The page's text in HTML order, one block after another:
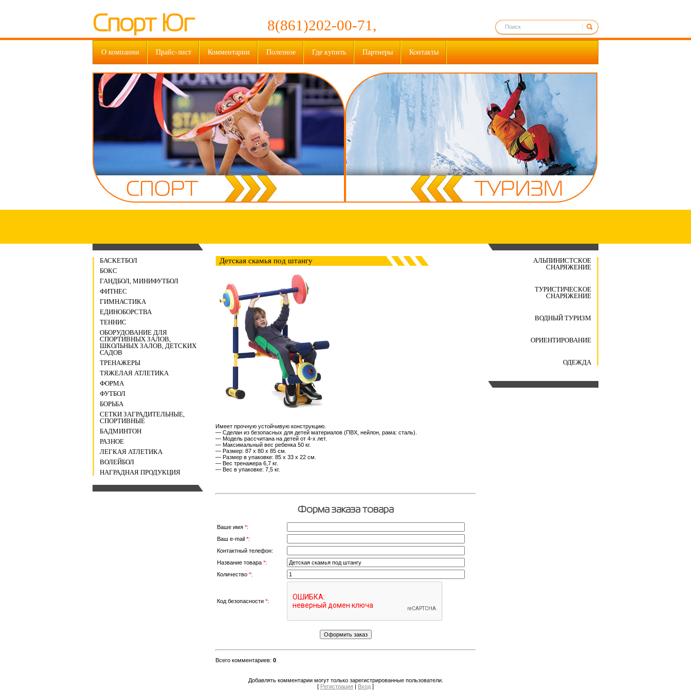
Спорт Юг 8(861)202-00-71,
О компании Прайс-лист Комментарии Полезное Где купить Партнеры Контакты
БАСКЕТБОЛ
БОКС
ГАНДБОЛ, МИНИФУТБОЛ
ФИТНЕС
ГИМНАСТИКА
ЕДИНОБОРСТВА
ТЕННИС
ОБОРУДОВАНИЕ ДЛЯ
СПОРТИВНЫХ ЗАЛОВ,
ШКОЛЬНЫХ ЗАЛОВ, ДЕТСКИХ
САДОВ
ТРЕНАЖЕРЫ
ТЯЖЕЛАЯ АТЛЕТИКА
ФОРМА
ФУТБОЛ
БОРЬБА
СЕТКИ ЗАГРАДИТЕЛЬНЫЕ,
СПОРТИВНЫЕ
БАДМИНТОН
РАЗНОЕ
ЛЕГКАЯ АТЛЕТИКА
ВОЛЕЙБОЛ
НАГРАДНАЯ ПРОДУКЦИЯ
АЛЬПИНИСТСКОЕ
СНАРЯЖЕНИЕ
ТУРИСТИЧЕСКОЕ
СНАРЯЖЕНИЕ
ВОДНЫЙ ТУРИЗМ
ОРИЕНТИРОВАНИЕ
ОДЕЖДА
Детская скамья под штангу
Имеет прочную устойчивую конструкцию.
— Сделан из безопасных для детей материалов (ПВХ, нейлон, рама: сталь).
— Модель рассчитана на детей от 4-х лет.
— Максимальный вес ребенка 50 кг.
— Размер: 87 х 80 х 85 см.
— Размер в упаковке: 85 х 33 х 22 см.
— Вес тренажера 6,7 кг.
— Вес в упаковке: 7,5 кг.
Форма заказа товара
Ваше имя *:
Ваш e-mail *:
Контактный телефон:
Название товара *:
Количество *:
Код безопасности *:
Всего комментариев: 0
Добавлять комментарии могут только зарегистрированные пользователи.
[ Регистрация | Вход ]